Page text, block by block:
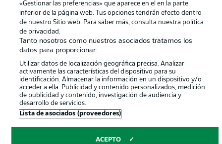
Elegir idioma
Español
«Gestionar las preferencias» que aparece en el en la parte
inferior de la página web. Tus opciones tendrán efecto dentro
de nuestro Sitio web. Para saber más, consulta nuestra política
de privacidad.
Tanto nosotros como nuestros asociados tratamos los
datos para proporcionar:
Utilizar datos de localización geográfica precisa. Analizar
activamente las características del dispositivo para su
identificación. Almacenar la información en un dispositivo y/o
acceder a ella. Publicidad y contenido personalizados, medición
de publicidad y contenido, investigación de audiencia y
desarrollo de servicios.
Lista de asociados (proveedores)
ACEPTO